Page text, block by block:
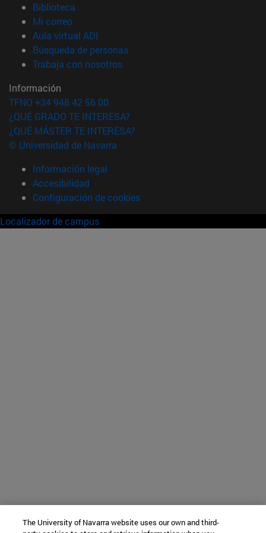
Biblioteca
Mi correo(abre en nueva ventana)
Aula virtual ADI
Búsqueda de personas(abre en nueva ventana)
Trabaja con nosotros(abre en nueva ventana)
Información
TFNO +34 948 42 56 00
¿QUÉ GRADO TE INTERESA?
¿QUÉ MÁSTER TE INTERESA?
© Universidad de Navarra
Información legal
Accesibilidad
Configuración de cookies
Localizador de campus
The University of Navarra website uses our own and third-